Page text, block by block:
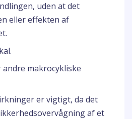
uden at det
eller effekten af
makrocykliske
er vigtigt, da det
af et